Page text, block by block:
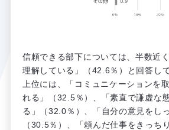
信頼できる部下については、半数近
理解している」（42.6％）と回答し
上位には、「コミュニケーションを
れる」（32.5％）、「素直で謙虚な
る」（32.0％）、「自分の意見をし
（30.5％）、「頼んだ仕事をきっち